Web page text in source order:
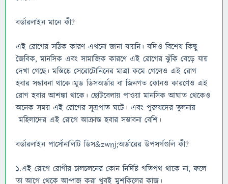
বর্ডারলাইন মানে কী?
এই রোগের সঠিক কারণ এখনো জানা যায়নি। যদিও বিশেষ কিছু
জৈবিক, মানসিক এবং সামাজিক কারণে এই রোগের ঝুঁকি বেড়ে যায়
দেখা গেছে। মস্তিষ্কে সেরোটোনিনের মাত্রা কমে গেলেও এই রোগ
হবার সম্ভাবনা থাকে।মুড ডিসঅর্ডার বা জিনগত কোনও কারণেও এই
রোগ হবার আশঙ্কা থাকে। ছোটবেলায় পাওয়া মানসিক আঘাত থেকেও
অনেক সময় এই রোগের সূত্রপাত ঘটে। এবং পুরুষদের তুলনায়
মহিলাদের এই রোগে আক্রান্ত হবার সম্ভাবনা বেশি।
বর্ডারলাইন পার্সোনালিটি ডিস&zwnj;অর্ডারের উপসর্গগুলি কী?
১.এই রোগে রোগীর চালচলনের কোন নির্দিষ্ট গতিপথ থাকে না, ফলে
তা আগে থেকে আন্দাজ করা খুবই মুশকিলের কাজ।